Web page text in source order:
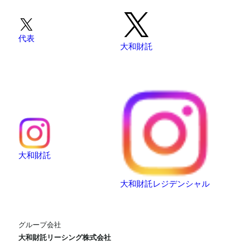
代表
大和財託
大和財託
大和財託レジデンシャル
グループ会社
大和財託リーシング株式会社